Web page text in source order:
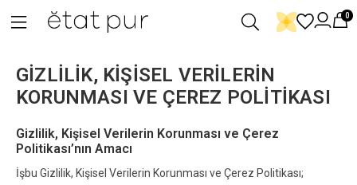
0
GİZLİLİK, KİŞİSEL VERİLERİN
KORUNMASI VE ÇEREZ POLİTİKASI
Gizlilik, Kişisel Verilerin Korunması ve Çerez
Politikası’nın Amacı
İşbu Gizlilik, Kişisel Verilerin Korunması ve Çerez Politikası;